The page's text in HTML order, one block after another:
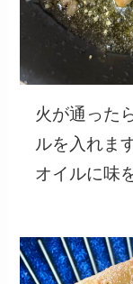
火が通った
ルを入れま
オイルに味